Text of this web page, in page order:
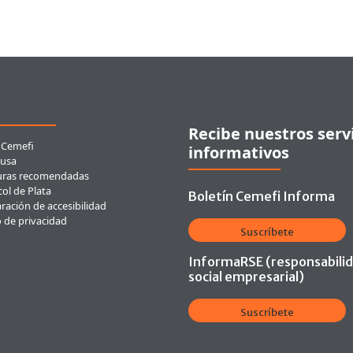
recomendadas
de Plata
de accesibilidad
de privacidad
Recibe nuestros
informativos
Boletín Cemefi Informa
Suscríbete
InformaRSE
social empresarial)
Suscríbete